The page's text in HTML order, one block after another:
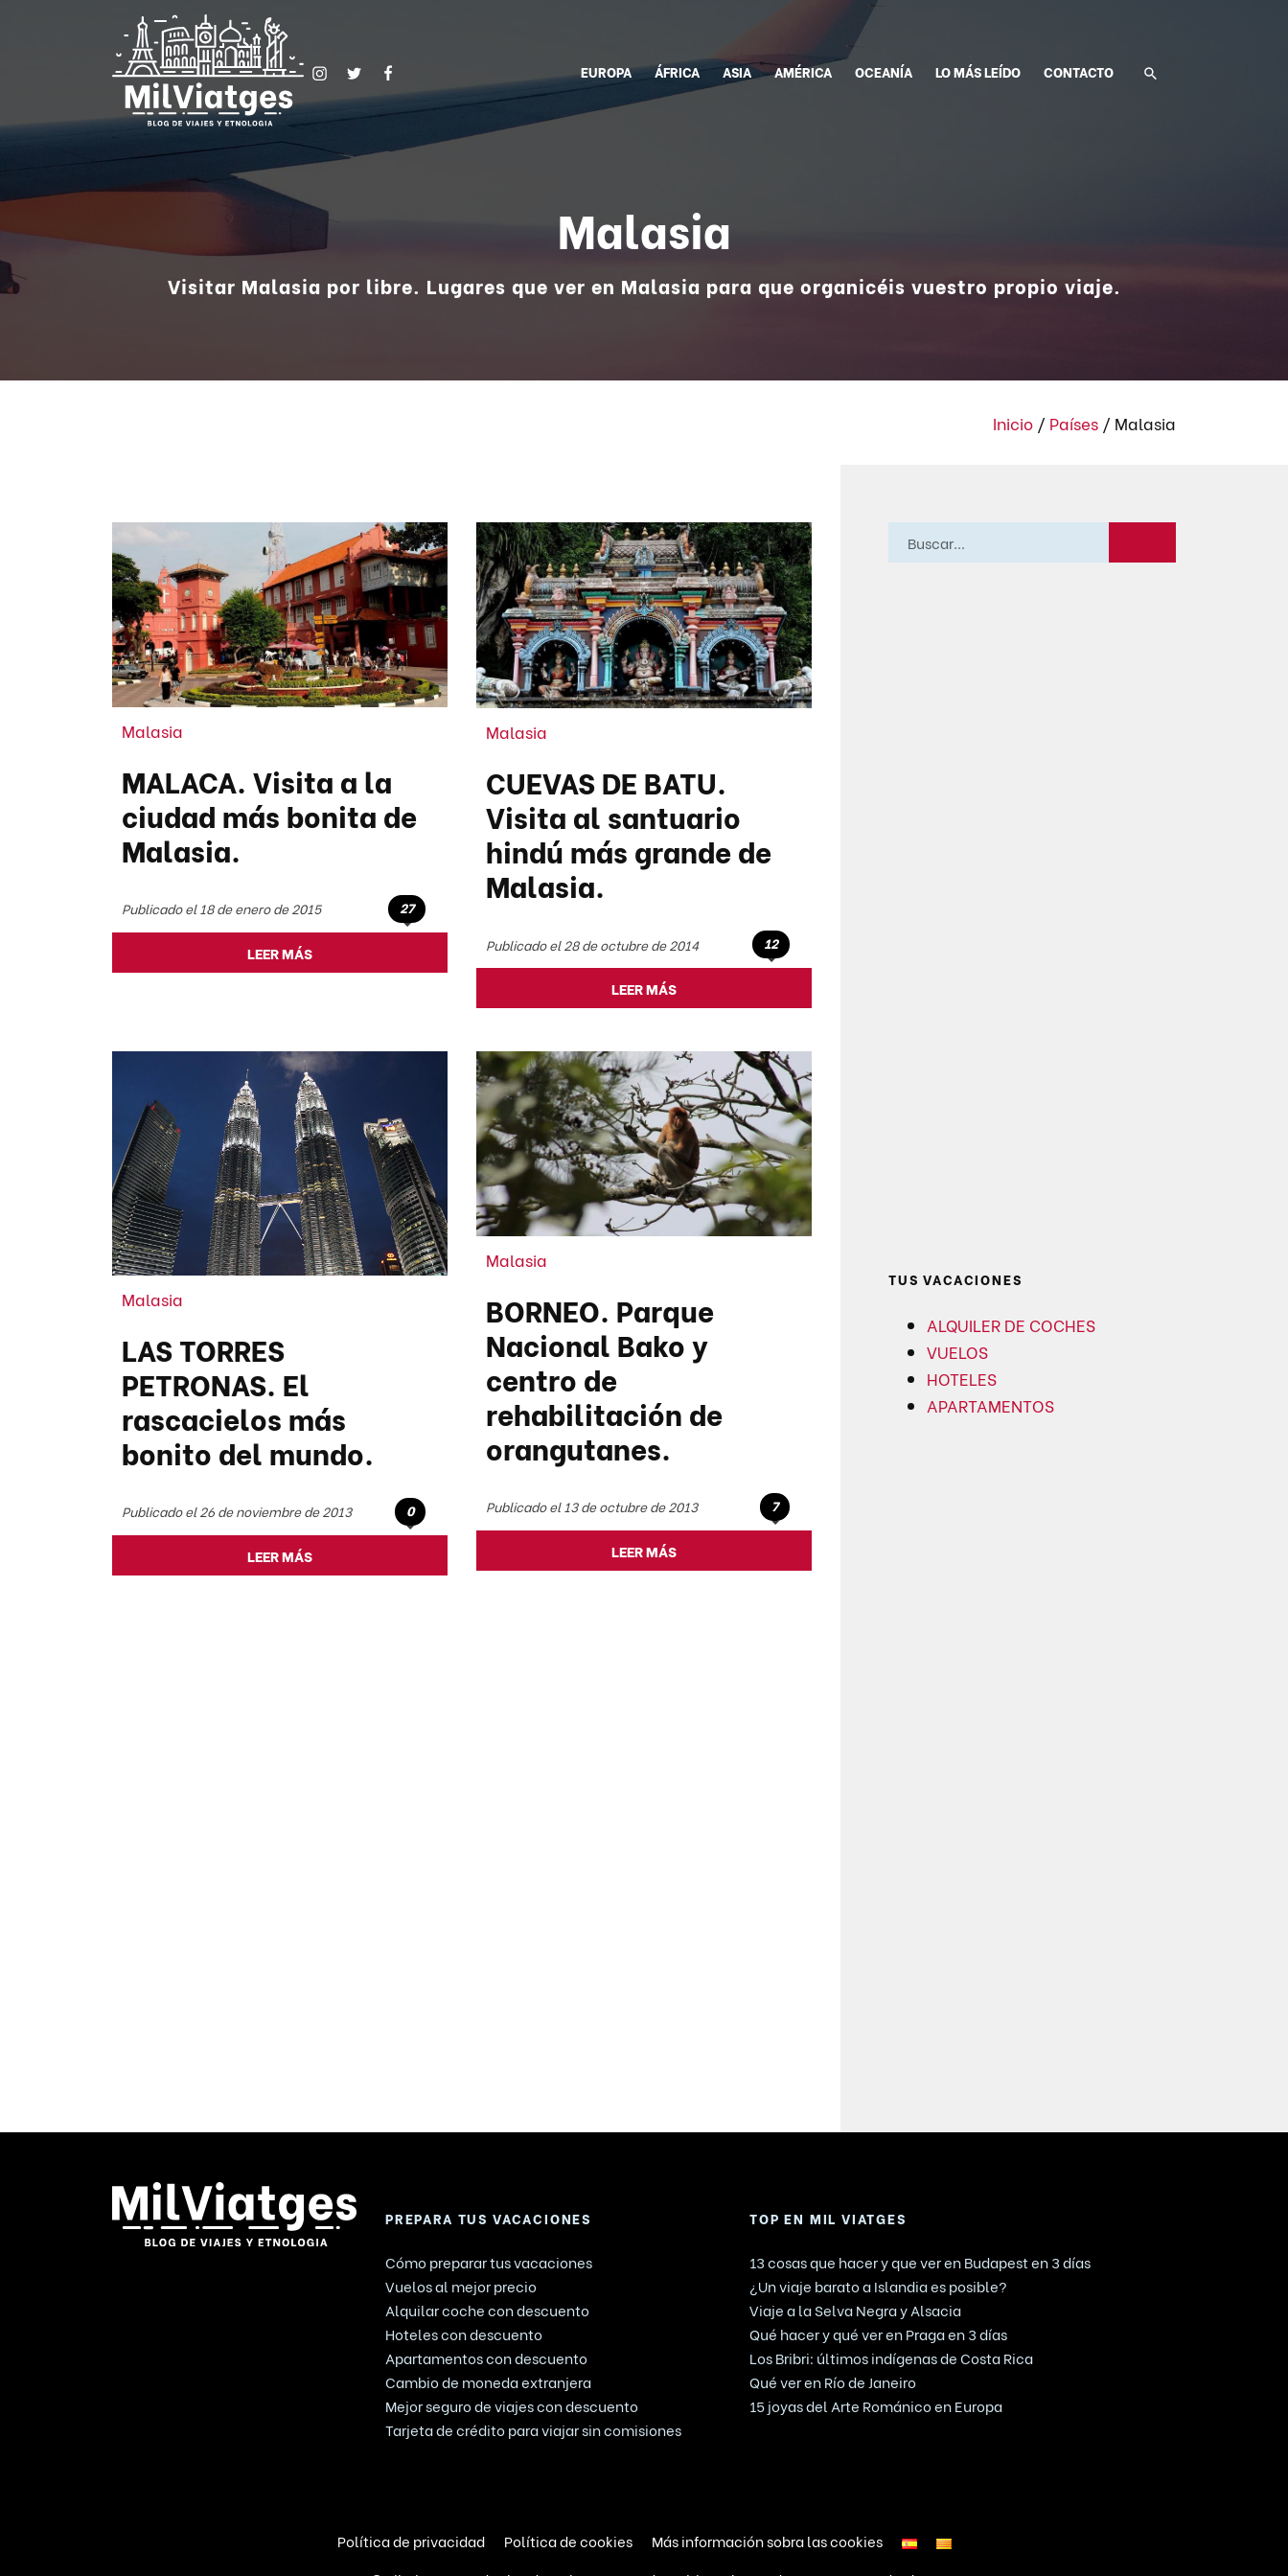
EUROPA ÁFRICA ASIA AMÉRICA OCEANÍA LO MÁS LEÍDO CONTACTO
Malasia
Visitar Malasia por libre. Lugares que ver en Malasia para que organicéis vuestro propio viaje.
Inicio / Países / Malasia
Malasia
MALACA. Visita a la
ciudad más bonita de
Malasia.
Publicado el 18 de enero de 2015 27
LEER MÁS
Malasia
CUEVAS DE BATU.
Visita al santuario
hindú más grande de
Malasia.
Publicado el 28 de octubre de 2014 12
LEER MÁS
Malasia
LAS TORRES
PETRONAS. El
rascacielos más
bonito del mundo.
Publicado el 26 de noviembre de 2013 0
LEER MÁS
Malasia
BORNEO. Parque
Nacional Bako y
centro de
rehabilitación de
orangutanes.
Publicado el 13 de octubre de 2013 7
LEER MÁS
TUS VACACIONES
ALQUILER DE COCHES
VUELOS
HOTELES
APARTAMENTOS
PREPARA TUS VACACIONES
Cómo preparar tus vacaciones
Vuelos al mejor precio
Alquilar coche con descuento
Hoteles con descuento
Apartamentos con descuento
Cambio de moneda extranjera
Mejor seguro de viajes con descuento
Tarjeta de crédito para viajar sin comisiones
TOP EN MIL VIATGES
13 cosas que hacer y que ver en Budapest en 3 días
¿Un viaje barato a Islandia es posible?
Viaje a la Selva Negra y Alsacia
Qué hacer y qué ver en Praga en 3 días
Los Bribri: últimos indígenas de Costa Rica
Qué ver en Río de Janeiro
15 joyas del Arte Románico en Europa
Política de privacidad Política de cookies
Más información sobra las cookies